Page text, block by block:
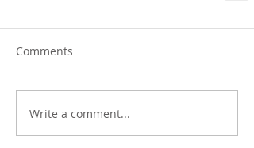
Comments
Write a comment...